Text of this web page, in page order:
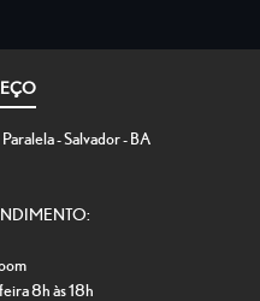
- Salvador - BA
8h às 18h